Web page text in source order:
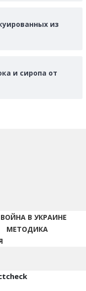
из
и сиропа от
ВОЙНА В УКРАИНЕ
МЕТОДИКА